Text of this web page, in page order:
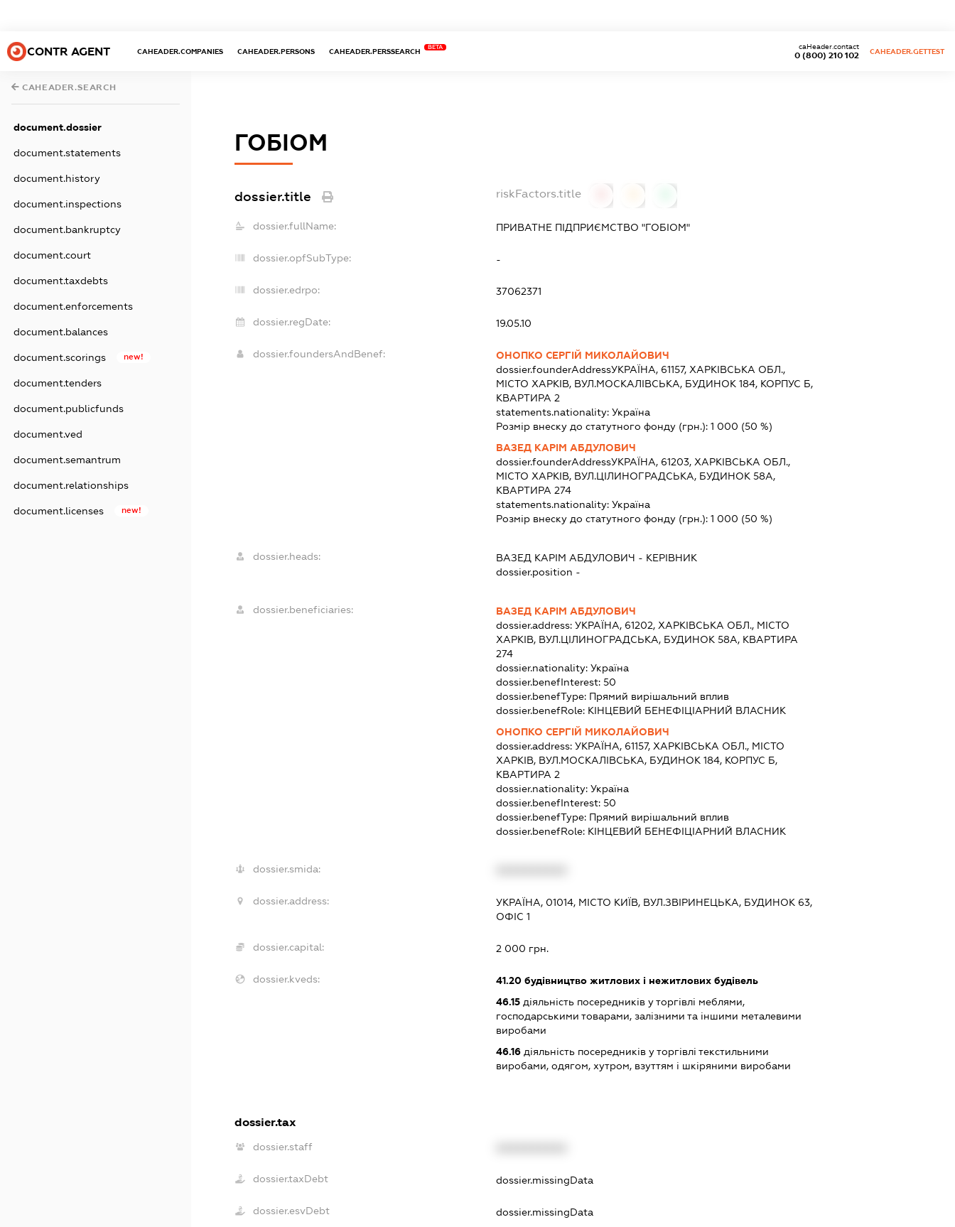
CONTR AGENT CAHEADER.COMPANIES CAHEADER.PERSONS CAHEADER.PERSSEARCH
BETA
0 (800) 210 102
caHeader.contact
CAHEADER.GETTEST
CAHEADER.SEARCH
document.dossier
document.statements
document.history
document.inspections
document.bankruptcy
document.court
document.taxdebts
document.enforcements
document.balances
document.scorings new!
document.tenders
document.publicfunds
document.ved
document.semantrum
document.relationships
document.licenses new!
ГОБІОМ
dossier.title riskFactors.title
dossier.fullName: ПРИВАТНЕ ПІДПРИЄМСТВО "ГОБІОМ"
dossier.opfSubType: -
dossier.edrpo: 37062371
dossier.regDate: 19.05.10
dossier.foundersAndBenef:
ОНОПКО СЕРГІЙ МИКОЛАЙОВИЧ
dossier.founderAddressУКРАЇНА, 61157, ХАРКІВСЬКА ОБЛ.,
МІСТО ХАРКІВ, ВУЛ.МОСКАЛІВСЬКА, БУДИНОК 184, КОРПУС Б,
КВАРТИРА 2
statements.nationality:Україна
Розмір внеску до статутного фонду (грн.):1 000 (50 %)
ВАЗЕД КАРІМ АБДУЛОВИЧ
dossier.founderAddressУКРАЇНА, 61203, ХАРКІВСЬКА ОБЛ.,
МІСТО ХАРКІВ, ВУЛ.ЦІЛИНОГРАДСЬКА, БУДИНОК 58А,
КВАРТИРА 274
statements.nationality:Україна
Розмір внеску до статутного фонду (грн.):1 000 (50 %)
dossier.heads: ВАЗЕД КАРІМ АБДУЛОВИЧ - КЕРІВНИК
dossier.position -
dossier.beneficiaries:
ВАЗЕД КАРІМ АБДУЛОВИЧ
dossier.address:УКРАЇНА, 61202, ХАРКІВСЬКА ОБЛ., МІСТО
ХАРКІВ, ВУЛ.ЦІЛИНОГРАДСЬКА, БУДИНОК 58А, КВАРТИРА
274
dossier.nationality:Україна
dossier.benefInterest:50
dossier.benefType: Прямий вирішальний вплив
dossier.benefRole: КІНЦЕВИЙ БЕНЕФІЦІАРНИЙ ВЛАСНИК
ОНОПКО СЕРГІЙ МИКОЛАЙОВИЧ
dossier.address:УКРАЇНА, 61157, ХАРКІВСЬКА ОБЛ., МІСТО
ХАРКІВ, ВУЛ.МОСКАЛІВСЬКА, БУДИНОК 184, КОРПУС Б,
КВАРТИРА 2
dossier.nationality:Україна
dossier.benefInterest:50
dossier.benefType: Прямий вирішальний вплив
dossier.benefRole: КІНЦЕВИЙ БЕНЕФІЦІАРНИЙ ВЛАСНИК
dossier.smida:
dossier.address:
УКРАЇНА, 01014, МІСТО КИЇВ, ВУЛ.ЗВІРИНЕЦЬКА, БУДИНОК 63,
ОФІС 1
dossier.capital: 2 000 грн.
dossier.kveds: 41.20 будівництво житлових і нежитлових будівель
46.15 діяльність посередників у торгівлі меблями,
господарськими товарами, залізними та іншими металевими
виробами
46.16 діяльність посередників у торгівлі текстильними
виробами, одягом, хутром, взуттям і шкіряними виробами
dossier.tax
dossier.staff
dossier.taxDebt dossier.missingData
dossier.esvDebt dossier.missingData